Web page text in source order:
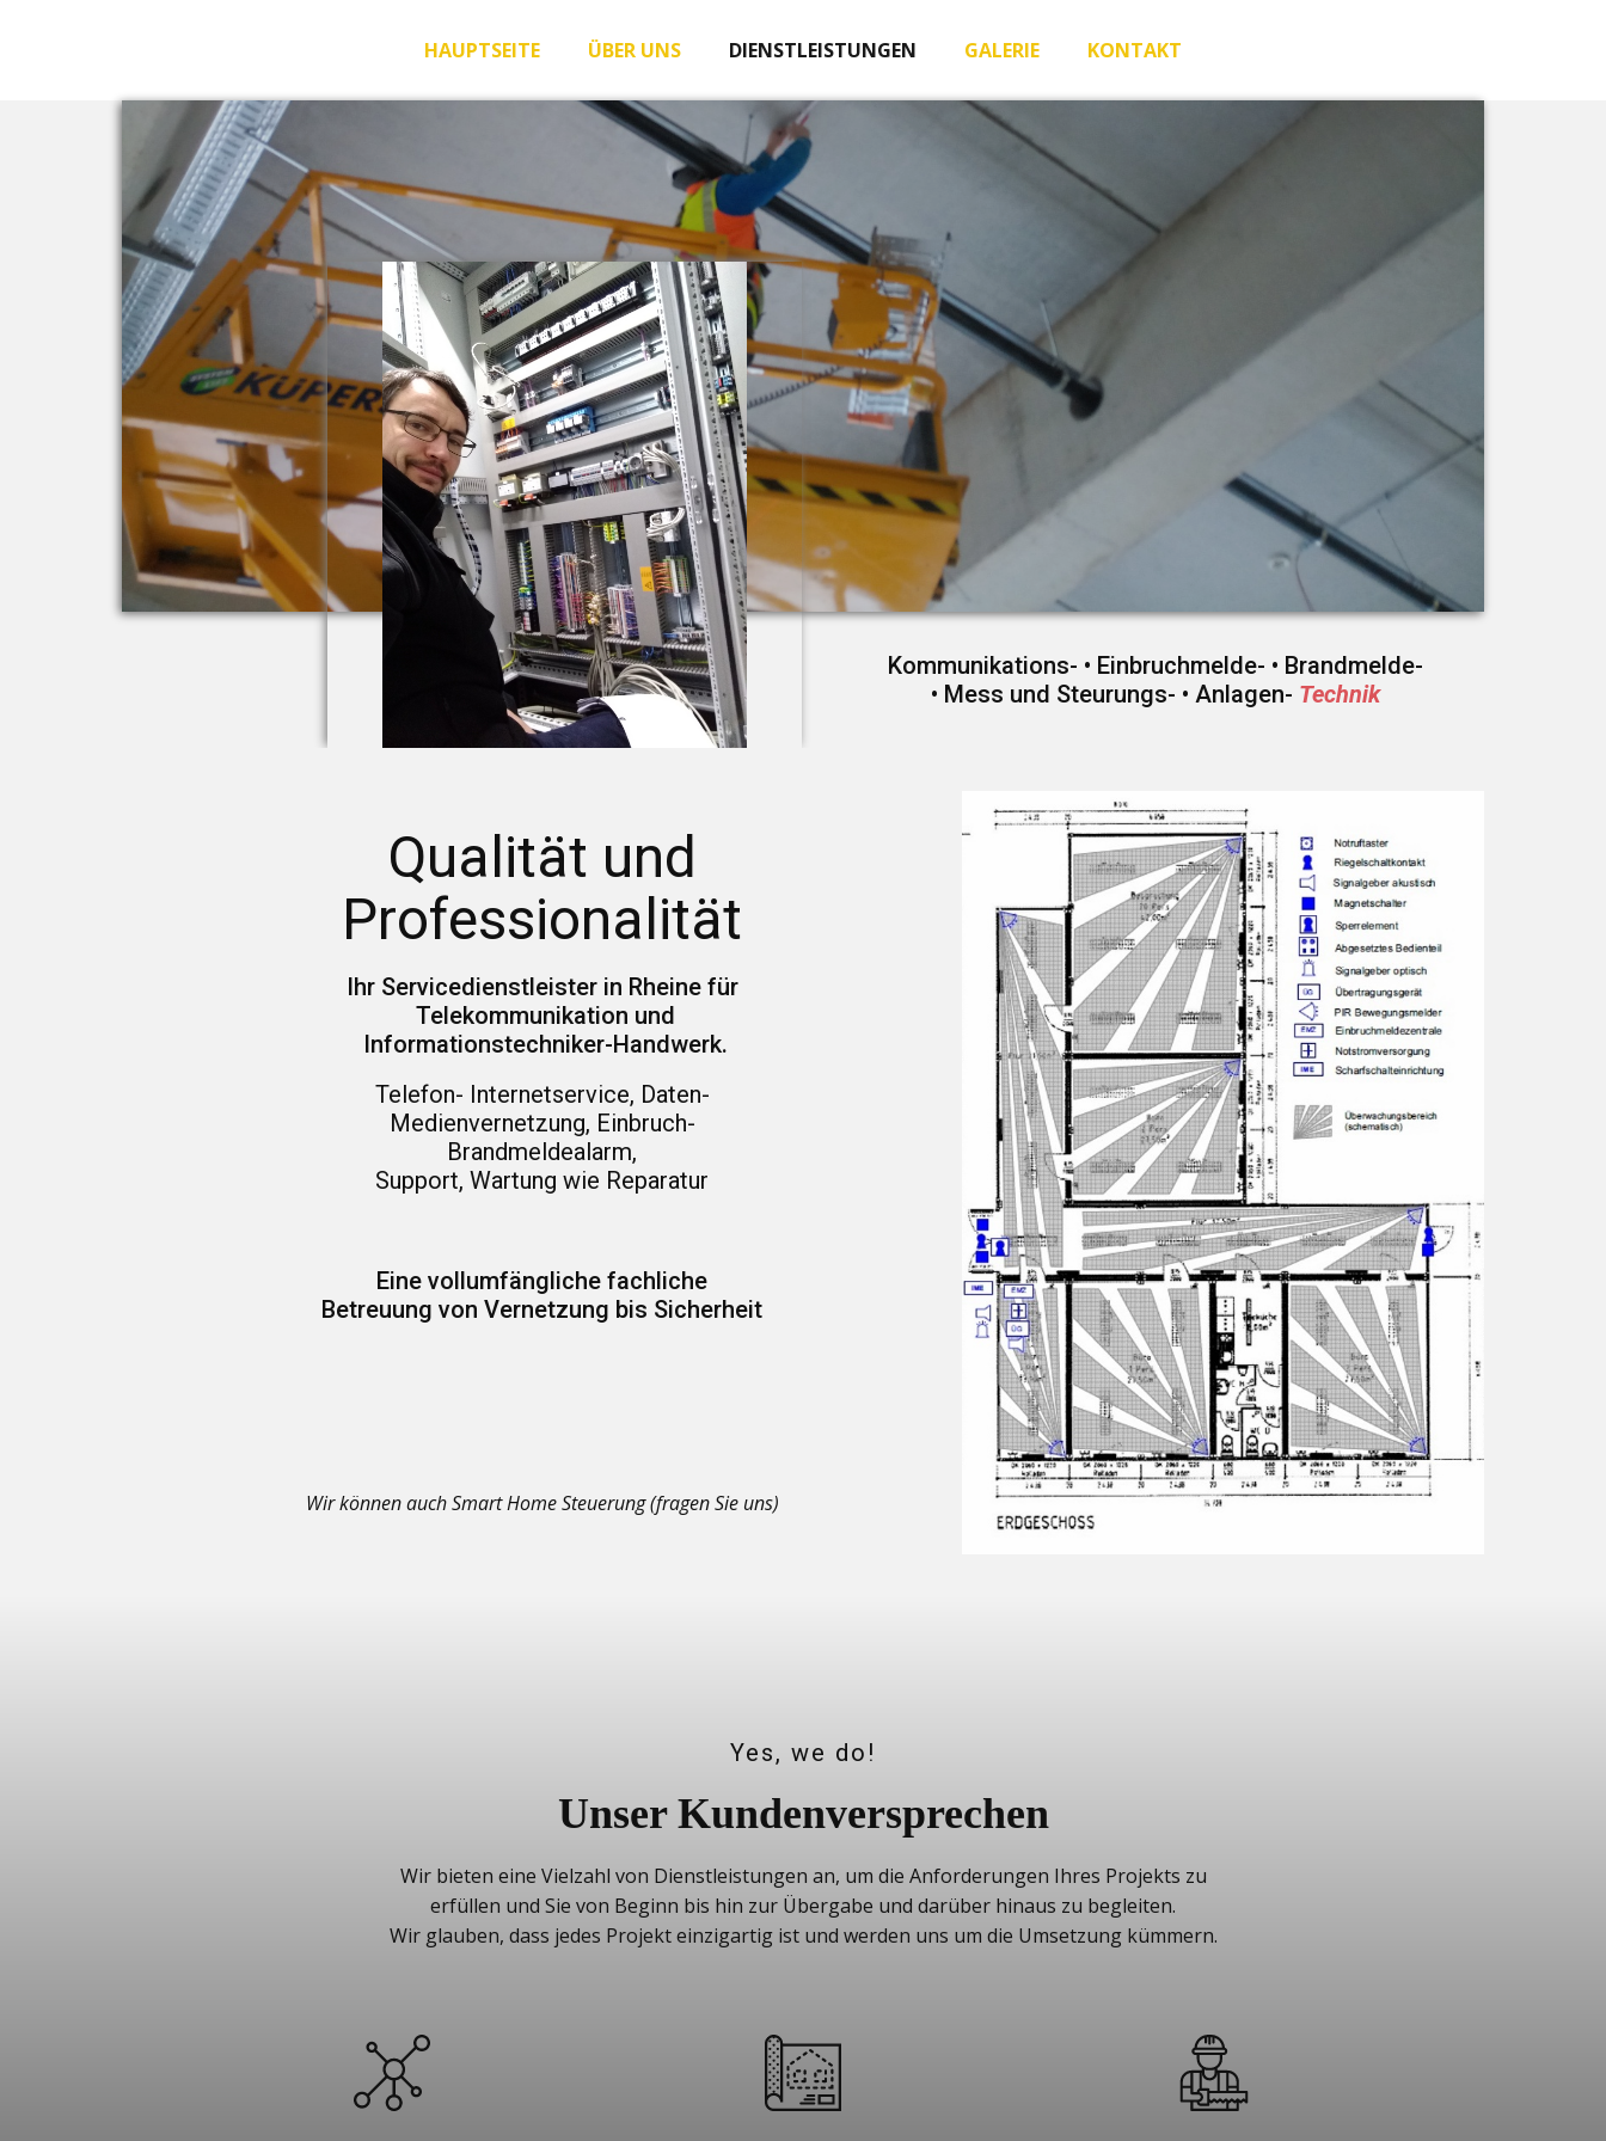
HAUPTSEITE ÜBER UNS DIENSTLEISTUNGEN GALERIE KONTAKT
Kommunikations- • Einbruchmelde- • Brandmelde-
• Mess und Steurungs- • Anlagen- Technik
Qualität und
Professionalität
Ihr Servicedienstleister in Rheine für
Telekommunikation und
Informationstechniker-Handwerk.
Telefon- Internetservice, Daten-
Medienvernetzung, Einbruch-
Brandmeldealarm,
Support, Wartung wie Reparatur
Eine vollumfängliche fachliche
Betreuung von Vernetzung bis Sicherheit
Wir können auch Smart Home Steuerung (fragen Sie uns)
Yes, we do!
Unser Kundenversprechen
Wir bieten eine Vielzahl von Dienstleistungen an, um die Anforderungen Ihres Projekts zu
erfüllen und Sie von Beginn bis hin zur Übergabe und darüber hinaus zu begleiten.
Wir glauben, dass jedes Projekt einzigartig ist und werden uns um die Umsetzung kümmern.